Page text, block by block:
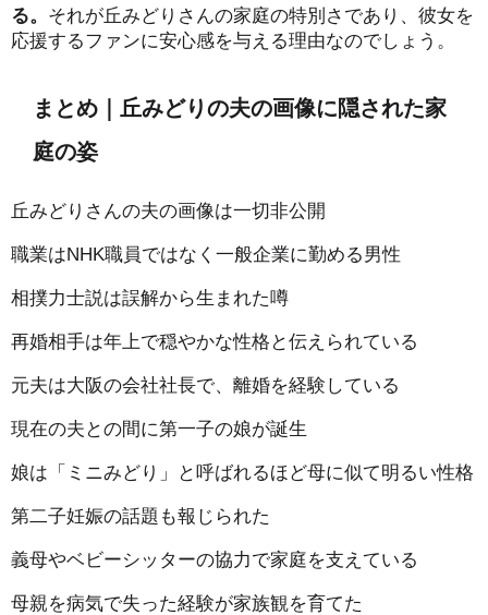
る。 それが丘みどりさんの家庭の特別さであり、彼女を
応援するファンに安心感を与える理由なのでしょう。
まとめ｜丘みどりの夫の画像に隠された家
庭の姿
丘みどりさんの夫の画像は一切非公開
職業はNHK職員ではなく一般企業に勤める男性
相撲力士説は誤解から生まれた噂
再婚相手は年上で穏やかな性格と伝えられている
元夫は大阪の会社社長で、離婚を経験している
現在の夫との間に第一子の娘が誕生
娘は「ミニみどり」と呼ばれるほど母に似て明るい性格
第二子妊娠の話題も報じられた
義母やベビーシッターの協力で家庭を支えている
母親を病気で失った経験が家族観を育てた